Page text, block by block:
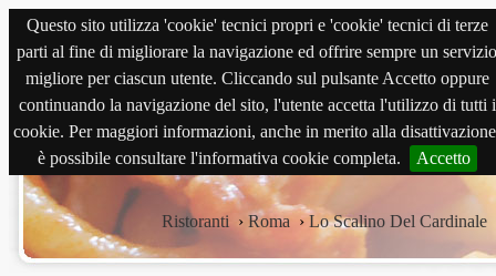
Questo sito utilizza 'cookie' tecnici propri e 'cookie' tecnici di terze
parti al fine di migliorare la navigazione ed offrire sempre un servizio
migliore per ciascun utente. Cliccando sul pulsante Accetto oppure
continuando la navigazione del sito, l'utente accetta l'utilizzo di tutti i
cookie. Per maggiori informazioni, anche in merito alla
è possibile consultare l'informativa cookie completa.
Accetto
magnabene.com
Ristoranti › Roma ›Lo Scalino Del Cardinale